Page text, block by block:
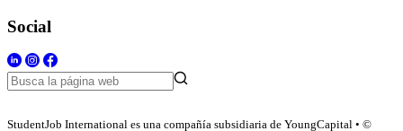
Social
StudentJob International es una compañía subsidiaria de YoungCapital • ©